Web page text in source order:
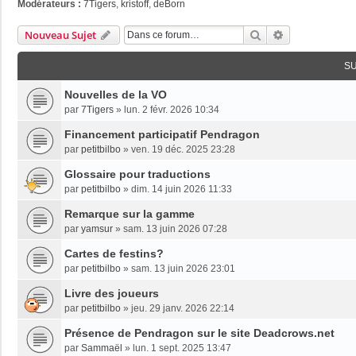
Modérateurs : 7Tigers, kristoff, deBorn
Nouveau Sujet Rechercher
Nouvelles de la VO
par 7Tigers » lun. 2 févr. 2026 10:34
Financement participatif Pendragon
par petitbilbo » ven. 19 déc. 2025 23:28
Glossaire pour traductions
par petitbilbo » dim. 14 juin 2026 11:33
Remarque sur la gamme
par yamsur » sam. 13 juin 2026 07:28
Cartes de festins?
par petitbilbo » sam. 13 juin 2026 23:01
Livre des joueurs
par petitbilbo » jeu. 29 janv. 2026 22:14
Présence de Pendragon sur le site Deadcrows.net
par Sammaël » lun. 1 sept. 2025 13:47